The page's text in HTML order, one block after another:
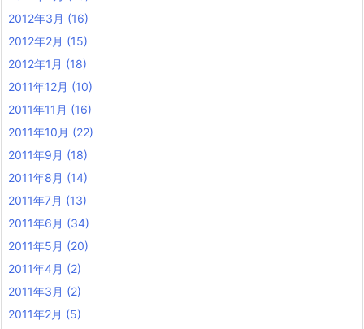
2012年3月 (16)
2012年2月 (15)
2012年1月 (18)
2011年12月 (10)
2011年11月 (16)
2011年10月 (22)
2011年9月 (18)
2011年8月 (14)
2011年7月 (13)
2011年6月 (34)
2011年5月 (20)
2011年4月 (2)
2011年3月 (2)
2011年2月 (5)